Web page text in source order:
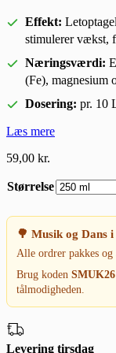
Effekt:
stimulerer vækst,
Næringsværdi:
(Fe), magnesium
Dosering: pr. 10
Læs mere
59,00 kr.
Størrelse
🌳 Musik og Dans i
Alle ordrer pakkes og
Brug koden SMUK26
tålmodigheden.
Levering tirsdag